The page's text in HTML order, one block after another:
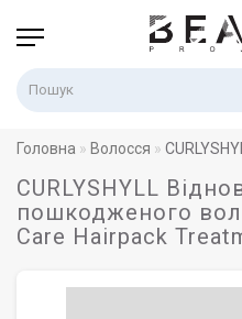
Головна Волосся
CURLYSHYLL
пошкодженого
Care Hairpack